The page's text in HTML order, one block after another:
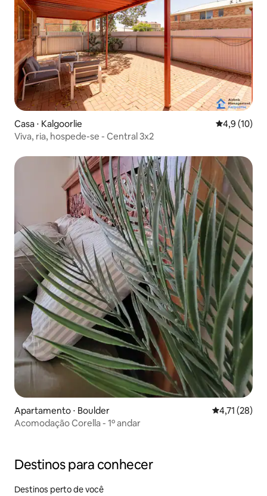
Casa ⋅ Kalgoorlie 4,9 de uma
4,9 (10)
Viva, ria, hospede-se - Central 3x2
Apartamento ⋅ Boulder 4,71 de uma
4,71 (28)
Acomodação Corella - 1º andar
Destinos para conhecer
Destinos perto de você